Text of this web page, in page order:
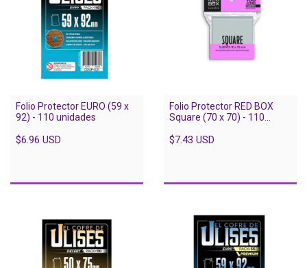
Folio Protector EURO (59 x
92) - 110 unidades
$6.96 USD
Folio Protector RED BOX
Square (70 x 70) - 110
$7.43 USD